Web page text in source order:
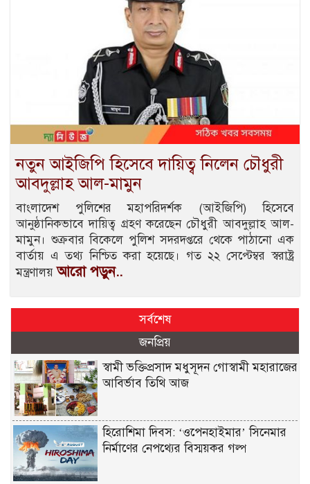
নতুন আইজিপি হিসেবে দায়িত্ব নিলেন চৌধুরী
আবদুল্লাহ আল-মামুন
বাংলাদেশ পুলিশের মহাপরিদর্শক (আইজিপি) হিসেবে
আনুষ্ঠানিকভাবে দায়িত্ব গ্রহণ করেছেন চৌধুরী আবদুল্লাহ আল-
মামুন। শুক্রবার বিকেলে পুলিশ সদরদপ্তরে থেকে পাঠানো এক
বার্তায় এ তথ্য নিশ্চিত করা হয়েছে। গত ২২ সেপ্টেম্বর স্বরাষ্ট্র
মন্ত্রণালয়আরো পড়ুন..
সর্বশেষ
জনপ্রিয়
স্বামী ভক্তিপ্রসাদ মধুসূদন গোস্বামী মহারাজের
আবির্ভাব তিথি আজ
হিরোশিমা দিবস: ‘ওপেনহাইমার’ সিনেমার
নির্মাণের নেপথ্যের বিস্ময়কর গল্প